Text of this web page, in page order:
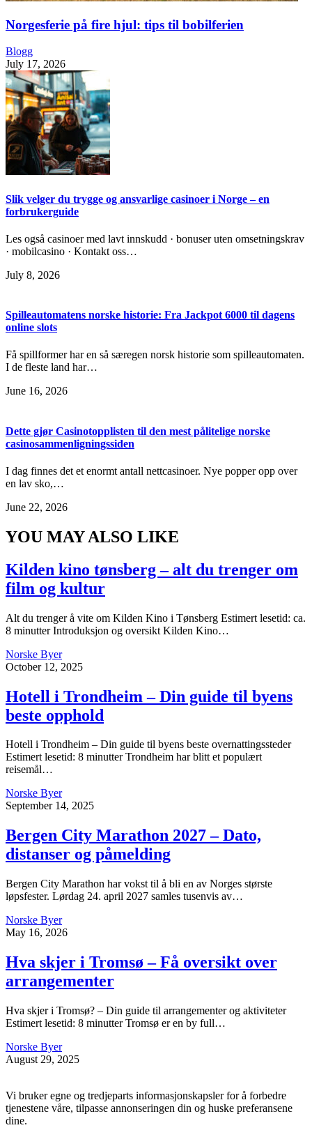
Norgesferie på fire hjul: tips til bobilferien
Blogg
July 17, 2026
Slik velger du trygge og ansvarlige casinoer i Norge – en
forbrukerguide
Les også casinoer med lavt innskudd · bonuser uten omsetningskrav
· mobilcasino · Kontakt oss…
July 8, 2026
Spilleautomatens norske historie: Fra Jackpot 6000 til dagens
online slots
Få spillformer har en så særegen norsk historie som spilleautomaten.
I de fleste land har…
June 16, 2026
Dette gjør Casinotopplisten til den mest pålitelige norske
casinosammenligningssiden
I dag finnes det et enormt antall nettcasinoer. Nye popper opp over
en lav sko,…
June 22, 2026
YOU MAY ALSO LIKE
Kilden kino tønsberg – alt du trenger om
film og kultur
Alt du trenger å vite om Kilden Kino i Tønsberg Estimert lesetid: ca.
8 minutter Introduksjon og oversikt Kilden Kino…
Norske Byer
October 12, 2025
Hotell i Trondheim – Din guide til byens
beste opphold
Hotell i Trondheim – Din guide til byens beste overnattingssteder
Estimert lesetid: 8 minutter Trondheim har blitt et populært
reisemål…
Norske Byer
September 14, 2025
Bergen City Marathon 2027 – Dato,
distanser og påmelding
Bergen City Marathon har vokst til å bli en av Norges største
løpsfester. Lørdag 24. april 2027 samles tusenvis av…
Norske Byer
May 16, 2026
Hva skjer i Tromsø – Få oversikt over
arrangementer
Hva skjer i Tromsø? – Din guide til arrangementer og aktiviteter
Estimert lesetid: 8 minutter Tromsø er en by full…
Norske Byer
August 29, 2025
Vi bruker egne og tredjeparts informasjonskapsler for å forbedre
tjenestene våre, tilpasse annonseringen din og huske preferansene
dine.